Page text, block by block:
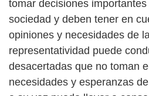
tomar decisiones
sociedad y deben tener en
opiniones y necesidades de
representatividad puede
desacertadas que no toman
necesidades y esperanzas